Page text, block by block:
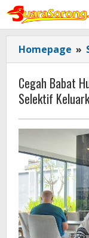
Lewati
konten
Homepage »
Cegah Babat
Selektif